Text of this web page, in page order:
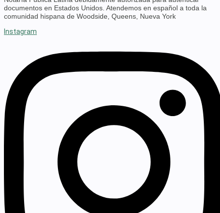
documentos en Estados Unidos. Atendemos en español a toda la
comunidad hispana de Woodside, Queens, Nueva York
Instagram